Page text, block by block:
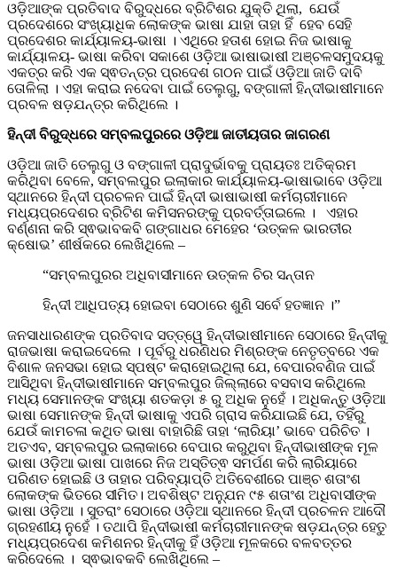
ଓଡ଼ିଆଙ୍କ ପ୍ରତିବାଦ ବିରୁଦ୍ଧରେ ବ୍ରିଟିଶର ଯୁକ୍ତି ଥିଲା, ଯେଉଁ
ପ୍ରଦେଶରେ ସଂଖ୍ୟାଧିକ ଲୋକଙ୍କ ଭାଷା ଯାହା ତାହା ହିଁ ହେବ ସେହି
ପ୍ରଦେଶର କାର୍ଯ୍ୟାଳୟ-ଭାଷା । ଏଥିରେ ହତାଶ ହୋଇ ନିଜ ଭାଷାକୁ
କାର୍ଯ୍ୟାଳୟ- ଭାଷା କରିବା ସକାଶେ ଓଡ଼ିଆ ଭାଷାଭାଷୀ ଅଞ୍ଚଳସମୁଦୟକୁ
ଏକତ୍ର କରି ଏକ ସ୍ଵତନ୍ତ୍ର ପ୍ରଦେଶ ଗଠନ ପାଇଁ ଓଡ଼ିଆ ଜାତି ଦାବି
ତୋଳିଲା । ଏହା କରାଇ ନଦେବା ପାଇଁ ତେଲୁଗୁ, ବଙ୍ଗାଳୀ ହିନ୍ଦୀଭାଷୀମାନେ
ପ୍ରବଳ ଷଡ଼ଯନ୍ତ୍ର କରିଥିଲେ ।
ହିନ୍ଦୀ ବିରୁଦ୍ଧରେ ସମ୍ବଲପୁରରେ ଓଡ଼ିଆ ଜାତୀୟତାର ଜାଗରଣ
ଓଡ଼ିଆ ଜାତି ତେଲୁଗୁ ଓ ବଙ୍ଗାଳୀ ପ୍ରାଦୁର୍ଭାବକୁ ପ୍ରାୟତଃ ଅତିକ୍ରମ
କରିଥିବା ବେଳେ, ସମ୍ବଲପୁର ଇଲାକାର କାର୍ଯ୍ୟାଳୟ-ଭାଷାଭାବେ ଓଡ଼ିଆ
ସ୍ଥାନରେ ହିନ୍ଦୀ ପ୍ରଚଳନ ପାଇଁ ହିନ୍ଦୀ ଭାଷାଭାଷୀ କର୍ମଚାରୀମାନେ
ମଧ୍ୟପ୍ରଦେଶର ବ୍ରିଟିଶ କମିସନରଙ୍କୁ ପ୍ରବର୍ତ୍ତାଇଲେ । ଏହାର
ବର୍ଣ୍ଣନା କରି ସ୍ଵଭାବକବି ଗଙ୍ଗାଧର ମେହେର ‘ଉତ୍କଳ ଭାରତୀର
କ୍ଷୋଭ’ ଶୀର୍ଷକରେ ଲେଖିଥିଲେ –
“ସମ୍ବଲପୁରର ଅଧିବାସୀମାନେ ଉତ୍କଳ ଚିର ସନ୍ତାନ
ହିନ୍ଦୀ ଆଧିପତ୍ୟ ହୋଇବା ସେଠାରେ ଶୁଣି ସର୍ବେ ହତଜ୍ଞାନ ।”
ଜନସାଧାରଣଙ୍କ ପ୍ରତିବାଦ ସତ୍ତ୍ୱେ ହିନ୍ଦୀଭାଷୀମାନେ ସେଠାରେ ହିନ୍ଦୀକୁ
ରାଜଭାଷା କରାଇଦେଲେ । ପୂର୍ବରୁ ଧରଣିଧର ମିଶ୍ରଙ୍କ ନେତୃତ୍ବରେ ଏକ
ବିଶାଳ ଜନସଭା ହୋଇ ସ୍ପଷ୍ଟ କରାହୋଇଥିଲା ଯେ, ବେପାରବଣିଜ ପାଇଁ
ଆସିଥିବା ହିନ୍ଦୀଭାଷୀମାନେ ସମ୍ବଲପୁର ଜିଲ୍ଲାରେ ବସବାସ କରିଥିଲେ
ମଧ୍ୟ ସେମାନଙ୍କ ସଂଖ୍ୟା ଶତକଡ଼ା ୫ ରୁ ଅଧିକ ନୁହେଁ । ଅଧିକନ୍ତୁ ଓଡ଼ିଆ
ଭାଷା ସେମାନଙ୍କ ହିନ୍ଦୀ ଭାଷାକୁ ଏପରି ଗ୍ରାସ କରିଯାଇଛି ଯେ, ତହିଁରୁ
ଯେଉଁ କାମଚଳା କଥିତ ଭାଷା ବାହାରିଛି ତାହା ‘ଲାରିୟା’ ଭାବେ ପରିଚିତ ।
ଅତଏବ, ସମ୍ବଲପୁର ଇଲାକାରେ ବେପାର କରୁଥିବା ହିନ୍ଦୀଭାଷୀଙ୍କ ମୂଳ
ଭାଷା ଓଡ଼ିଆ ଭାଷା ପାଖରେ ନିଜ ଅସ୍ତିତ୍ଵ ସମର୍ପଣ କରି ଲାରିୟାରେ
ପରିଣତ ହୋଇଛି ଓ ତାହାର ପରିବ୍ୟାପ୍ତି ଅତିବେଶୀରେ ପାଞ୍ଚ ଶତାଂଶ
ଲୋକଙ୍କ ଭିତରେ ସୀମିତ। ଅବଶିଷ୍ଟ ଅନ୍ଯୁନ ୯୫ ଶତାଂଶ ଅଧିବାସୀଙ୍କ
ଭାଷା ଓଡ଼ିଆ । ସୁତରାଂ ସେଠାରେ ଓଡ଼ିଆ ସ୍ଥାନରେ ହିନ୍ଦୀ ପ୍ରଚଳନ ଆଦୌ
ଗ୍ରହଣୀୟ ନୁହେଁ । ତଥାପି ହିନ୍ଦୀଭାଷୀ କର୍ମଚାରୀମାନଙ୍କ ଷଡ଼ଯନ୍ତ୍ର ହେତୁ
ମଧ୍ୟପ୍ରଦେଶ କମିଶନର ହିନ୍ଦୀକୁ ହିଁ ଓଡ଼ିଆ ମୂଳକରେ ବଳବତ୍ତର
କରିଦେଲେ । ସ୍ଵଭାବକବି ଲେଖିଥିଲେ –